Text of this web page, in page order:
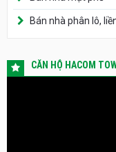
Bán nhà phân lô,
CĂN HỘ HACOM